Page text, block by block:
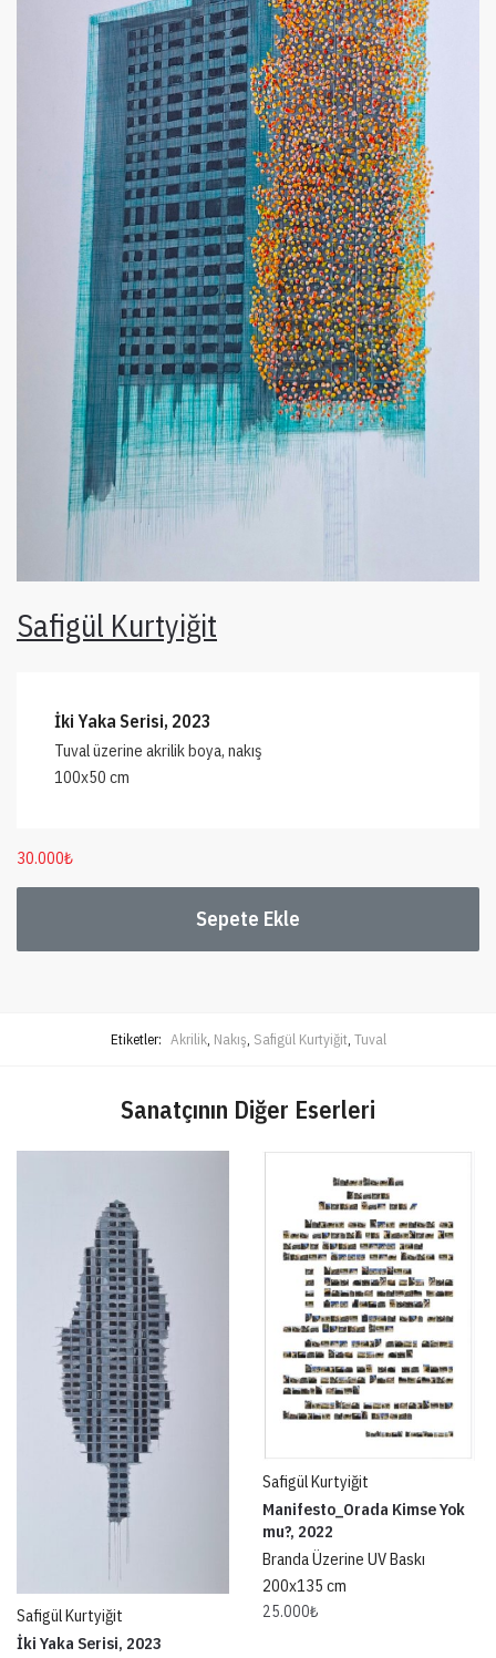
Safigül Kurtyiğit
İki Yaka Serisi, 2023
Tuval üzerine akrilik boya, nakış
100x50 cm
30.000₺
Sepete Ekle
Etiketler: Akrilik, Nakış, Safigül Kurtyiğit, Tuval
Sanatçının Diğer Eserleri
Safigül Kurtyiğit
İki Yaka Serisi, 2023
Safigül Kurtyiğit
Manifesto_Orada Kimse Yok
mu?, 2022
Branda Üzerine UV Baskı
200x135 cm
25.000₺